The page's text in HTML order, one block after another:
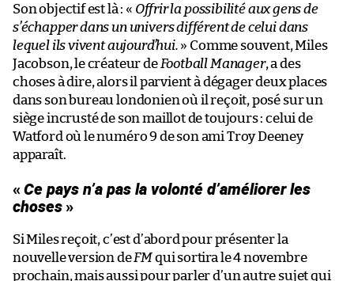
Son objectif est là : « Offrir la possibilité aux gens de
s’échapper dans un univers différent de celui dans
lequel ils vivent aujourd’hui. » Comme souvent, Miles
Jacobson, le créateur de Football Manager, a des
choses à dire, alors il parvient à dégager deux places
dans son bureau londonien où il reçoit, posé sur un
siège incrusté de son maillot de toujours : celui de
Watford où le numéro 9 de son ami Troy Deeney
apparaît.
«Ce pays n’a pas la volonté d’améliorer les
choses»
Si Miles reçoit, c’est d’abord pour présenter la
nouvelle version deFMqui sortira le 4 novembre
prochain, mais aussi pour parler d’un autre sujet qui